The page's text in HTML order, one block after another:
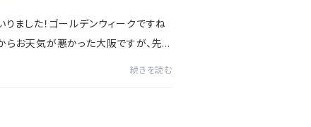
りました！ゴールデンウィークですね
らお天気が悪かった大阪ですが、先
続きを読む